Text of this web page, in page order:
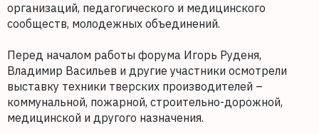
организаций, педагогического и медицинского
сообществ, молодежных объединений.
Перед началом работы форума Игорь Руденя,
Владимир Васильев и другие участники осмотрели
выставку техники тверских производителей –
коммунальной, пожарной, строительно-дорожной,
медицинской и другого назначения.